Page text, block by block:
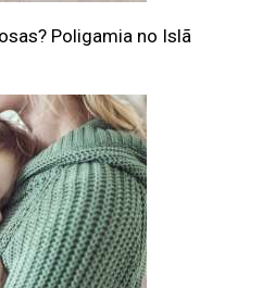
Poligamia no Islã